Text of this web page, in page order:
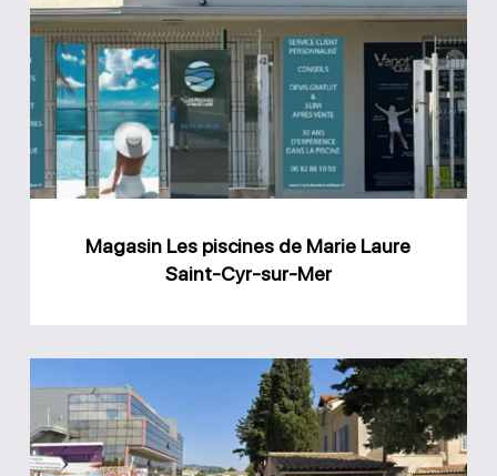
Les
piscines
de
Marie
Laure
Saint-
Magasin Les piscines de Marie Laure
Saint-Cyr-sur-Mer
Magasin
piscine
Ollioules